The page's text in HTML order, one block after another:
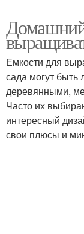
Домашний
Емкости для
сада могут
деревянными,
Часто их
интересный
свои плюсы и